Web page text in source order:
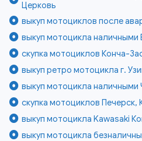
Церковь
выкуп мотоциклов после
выкуп мотоцикла наличными
скупка мотоциклов Конча-
выкуп ретро мотоцикла г.
выкуп мотоцикла наличными
скупка мотоциклов Печерск,
выкуп мотоцикла Kawasaki
выкуп мотоцикла